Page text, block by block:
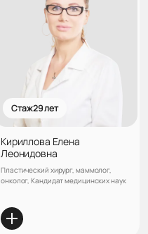
Стаж 29 лет
Кириллова Елена
Леонидовна
Пластический хирург, маммолог,
онколог, Кандидат медицинских наук